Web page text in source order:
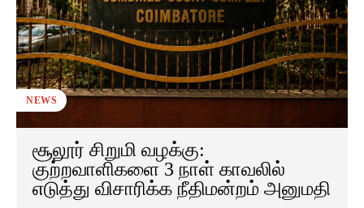
NEWS
சூலூர் சிறுமி வழக்கு:
குற்றவாளிகளை 3 நாள் காவலில்
எடுத்து விசாரிக்க நீதிமன்றம் அனுமதி